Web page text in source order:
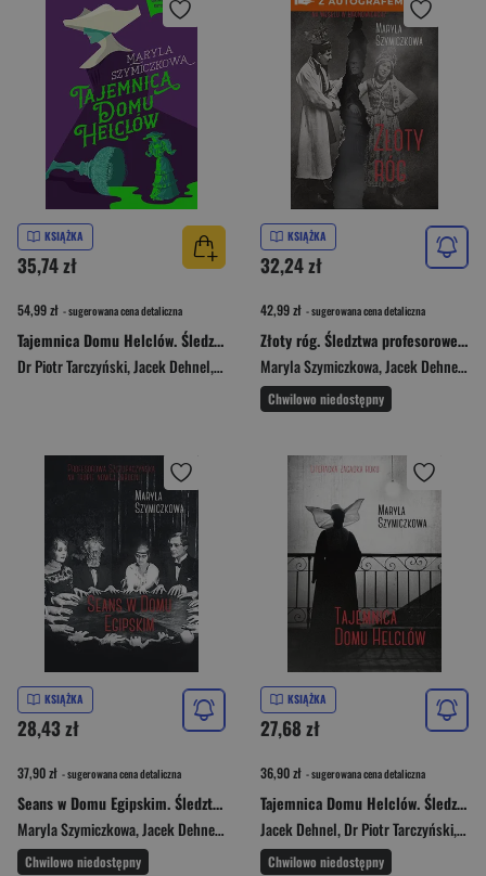
KSIĄŻKA
35,74 zł
54,99 zł - sugerowana cena detaliczna
Tajemnica Domu Helclów. Śledztwa profesorowej Szczupaczyńskiej (wyd. 2025)
Dr Piotr Tarczyński,Jacek Dehnel,Maryla Szymiczkowa
KSIĄŻKA
32,24 zł
42,99 zł - sugerowana cena detaliczna
Złoty róg. Śledztwa profesorowej Szczupaczyńskiej
Maryla Szymiczkowa,Jacek Dehnel,
Chwilowo niedostępny
KSIĄŻKA
28,43 zł
37,90 zł - sugerowana cena detaliczna
Seans w Domu Egipskim. Śledztwa profesorowej Szczupaczyńskiej
Maryla Szymiczkowa,Jacek Dehnel, Dr Piotr Tarczyński,Piotr Tarcz
Chwilowo niedostępny
KSIĄŻKA
27,68 zł
36,90 zł - sugerowana cena detaliczna
Tajemnica Domu Helclów. Śledztwa profesorowej Szczupaczyńskiej
Jacek Dehnel,Dr Piotr Tarczyński,
Chwilowo niedostępny